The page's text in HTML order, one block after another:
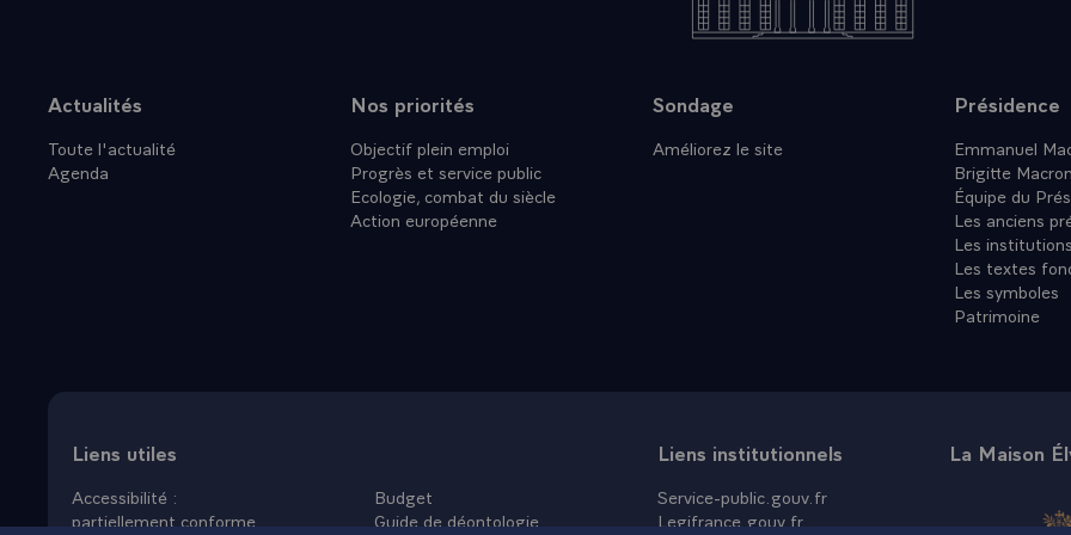
Plan du site
Actualités
Toute l'actualité
Agenda
Nos priorités
Objectif plein emploi
Progrès et service public
Ecologie, combat du siècle
Action européenne
Sondage
Améliorez le site
Présidence
Emmanuel
Brigitte Macron
Équipe du
Les anciens
Les institutions
Les textes
Les symboles
Patrimoine
Liens utiles
Accessibilité :
partiellement conforme
Budget
Guide de déontologie
Liens institutionnels
Service-public.gouv.fr
Legifrance.gouv.fr
La Maison